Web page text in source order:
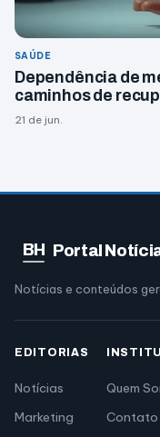
SAÚDE
Dependência de
caminhos de
21 de jun.
BH Portal
Notícias e conteúdos
EDITORIAS
Notícias
Marketing
Quem
Contato